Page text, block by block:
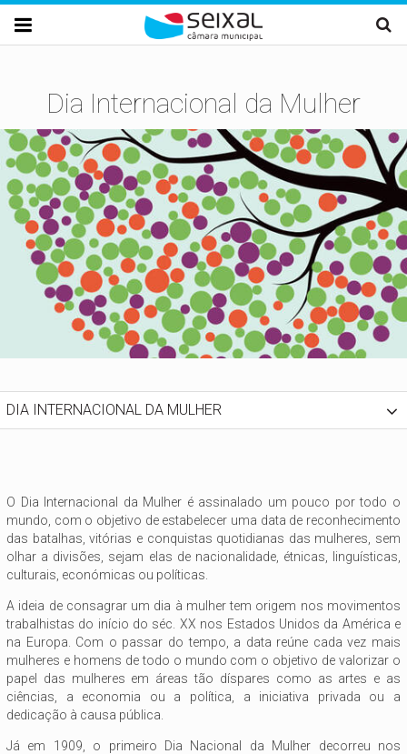
Passar para o conteúdo principal

Dia Internacional da Mulher
DIA INTERNACIONAL DA MULHER
O Dia Internacional da Mulher é assinalado um pouco por todo o
mundo, com o objetivo de estabelecer uma data de reconhecimento
das batalhas, vitórias e conquistas quotidianas das mulheres, sem
olhar a divisões, sejam elas de nacionalidade, étnicas, linguísticas,
culturais, económicas ou políticas.
A ideia de consagrar um dia à mulher tem origem nos movimentos
trabalhistas do início do séc. XX nos Estados Unidos da América e
na Europa. Com o passar do tempo, a data reúne cada vez mais
mulheres e homens de todo o mundo com o objetivo de valorizar o
papel das mulheres em áreas tão díspares como as artes e as
ciências, a economia ou a política, a iniciativa privada ou a
dedicação à causa pública.
Já em 1909, o primeiro Dia Nacional da Mulher decorreu nos